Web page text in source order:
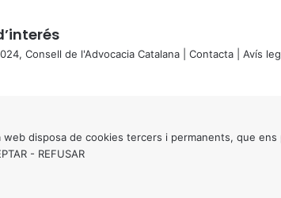
Consell de l'Advocacia Catalana | Contacta Avís
web disposa de cookies tercers i permanents, que
- REFUSAR